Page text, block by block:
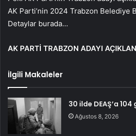
AK Parti’nin 2024 Trabzon Belediye
Detaylar burada…
AK PARTİ TRABZON ADAYI
İlgili Makaleler
30 ilde DEAŞ’a 104
Ağustos 8, 2026